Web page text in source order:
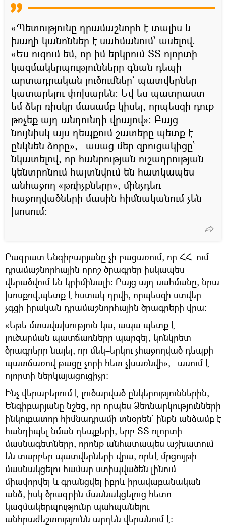
«Պետությունը դրամաշնորհ է տալիս և
խաղի կանոններ է սահմանում` ասելով.
«Ես ուզում եմ, որ իմ երկրում ՏՏ ոլորտի
կազմակերպությունները գնան դեպի
արտադրական լուծումներ` պատվերներ
կատարելու փոխարեն։ Եվ ես պատրաստ
եմ ձեր ռիսկը մասամբ կիսել, որպեսզի դուք
թռչեք այդ անդունդի վրայով»։ Բայց
նույնիսկ այս դեպքում շատերը պետք է
ընկնեն ձորը»,– ասաց մեր զրուցակիցը`
նկատելով, որ հանրության ուշադրության
կենտրոնում հայտնվում են հատկապես
անհաջող «թռիչքները», մինչդեռ
հաջողվածների մասին հիմնականում չեն
խոսում։
Բագրատ Ենգիբարյանը չի բացառում, որ ՀՀ–ում
դրամաշնորհային որոշ ծրագրեր իսկապես
վերածվում են կրիմինալի։ Բայց այդ սահմանը, նրա
խոսքով,պետք է հստակ դրվի, որպեսզի ստվեր
չգցի իրական դրամաշնորհային ծրագրերի վրա։
«Եթե մտավախություն կա, ապա պետք է
լուծարման պատճառները պարզել, կոնկրետ
ծրագրերը նայել, որ մեկ–երկու չհաջողված դեպքի
պատճառով թացը չորի հետ չխառնվի»,– ասում է
ոլորտի ներկայացուցիչը։
Ինչ վերաբերում է լուծարված ընկերություններին,
Ենգիբարյանը նշեց, որ որպես Ձեռնարկությունների
ինկուբատոր հիմնադրամի տնօրեն` ինքն անձամբ է
հանդիպել նման դեպքերի, երբ ՏՏ ոլորտի
մասնագետները, որոնք անհատապես աշխատում
են տարբեր պատվերների վրա, որևէ մրցույթի
մասնակցելու համար ստիպվածեն լինում
միավորվել և գրանցվել իբրև իրավաբանական
անձ, իսկ ծրագրին մասնակցելուց հետո
կազմակերպությունը պահպանելու
անհրաժեշտությունն արդեն վերանում է։